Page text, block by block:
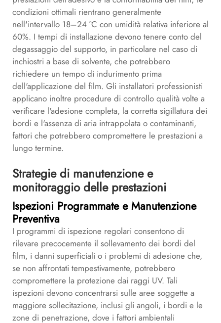
condizioni ottimali rientrano generalmente
nell'intervallo 18–24 °C con umidità relativa inferiore al
60%. I tempi di installazione devono tenere conto del
degassaggio del supporto, in particolare nel caso di
inchiostri a base di solvente, che potrebbero
richiedere un tempo di indurimento prima
dell'applicazione del film. Gli installatori professionisti
applicano inoltre procedure di controllo qualità volte a
verificare l'adesione completa, la corretta sigillatura dei
bordi e l'assenza di aria intrappolata o contaminanti,
fattori che potrebbero compromettere le prestazioni a
lungo termine.
Strategie di manutenzione e
monitoraggio delle prestazioni
Ispezioni Programmate e Manutenzione
Preventiva
I programmi di ispezione regolari consentono di
rilevare precocemente il sollevamento dei bordi del
film, i danni superficiali o i problemi di adesione che,
se non affrontati tempestivamente, potrebbero
compromettere la protezione dai raggi UV. Tali
ispezioni devono concentrarsi sulle aree soggette a
maggiore sollecitazione, inclusi gli angoli, i bordi e le
zone di penetrazione, dove i fattori ambientali